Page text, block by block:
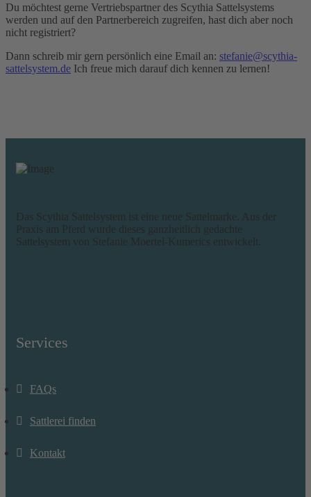
Du möchtest gerne Vertriebspartner des Scythia Sattelsystems
werden und auf den Partnerbereich zugreifen, hast dich aber noch
nicht registriert?
Dann schreib mir gern persönlich eine Email an: stefanie@scythia-
sattelsystem.de Ich freue mich darauf dich kennen zu lernen!
Das Scythia Sattelsystem ist eine neue Sattelmarke. Aus der
Praxis am Pferd wurde dieses ganzheitlich gedachte
Sattelsystem von Stefanie Moertel-Kumerics entwickelt.
Services
FAQs
Sattlerei finden
Kontakt